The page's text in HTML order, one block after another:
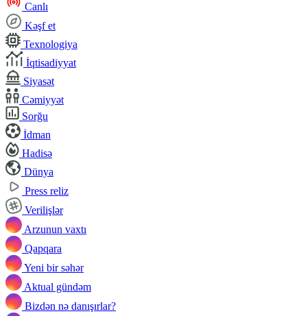
Canlı
Kəşf et
Texnologiya
İqtisadiyyat
Siyasət
Cəmiyyət
Sorğu
İdman
Hadisə
Dünya
Press reliz
Verilişlər
Arzunun vaxtı
Qapqara
Yeni bir səhər
Aktual gündəm
Bizdən nə danışırlar?